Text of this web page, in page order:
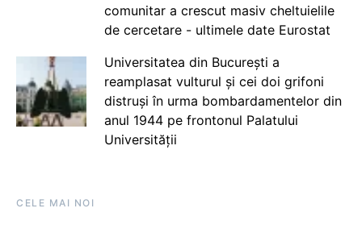
comunitar a crescut masiv cheltuielile
de cercetare - ultimele date Eurostat
Universitatea din București a
reamplasat vulturul și cei doi grifoni
distruși în urma bombardamentelor din
anul 1944 pe frontonul Palatului
Universității
CELE MAI NOI